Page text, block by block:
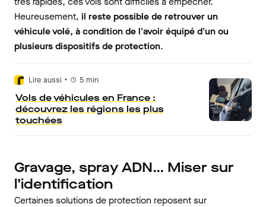
Heureusement, il reste possible de retrouver un
véhicule volé, à condition de l'avoir équipé d'un ou
plusieurs dispositifs de protection.
Lire aussi • 5 min
Vols de véhicules en France :
découvrez les régions les plus
touchées
Gravage, spray ADN… Miser sur
l’identification
Certaines solutions de protection reposent sur